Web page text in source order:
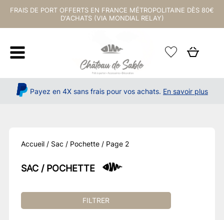
FRAIS DE PORT OFFERTS EN FRANCE MÉTROPOLITAINE DÈS 80€
D'ACHATS (VIA MONDIAL RELAY)
Payez en 4X sans frais pour vos achats. En savoir plus
Accueil / Sac / Pochette / Page 2
SAC / POCHETTE
FILTRER